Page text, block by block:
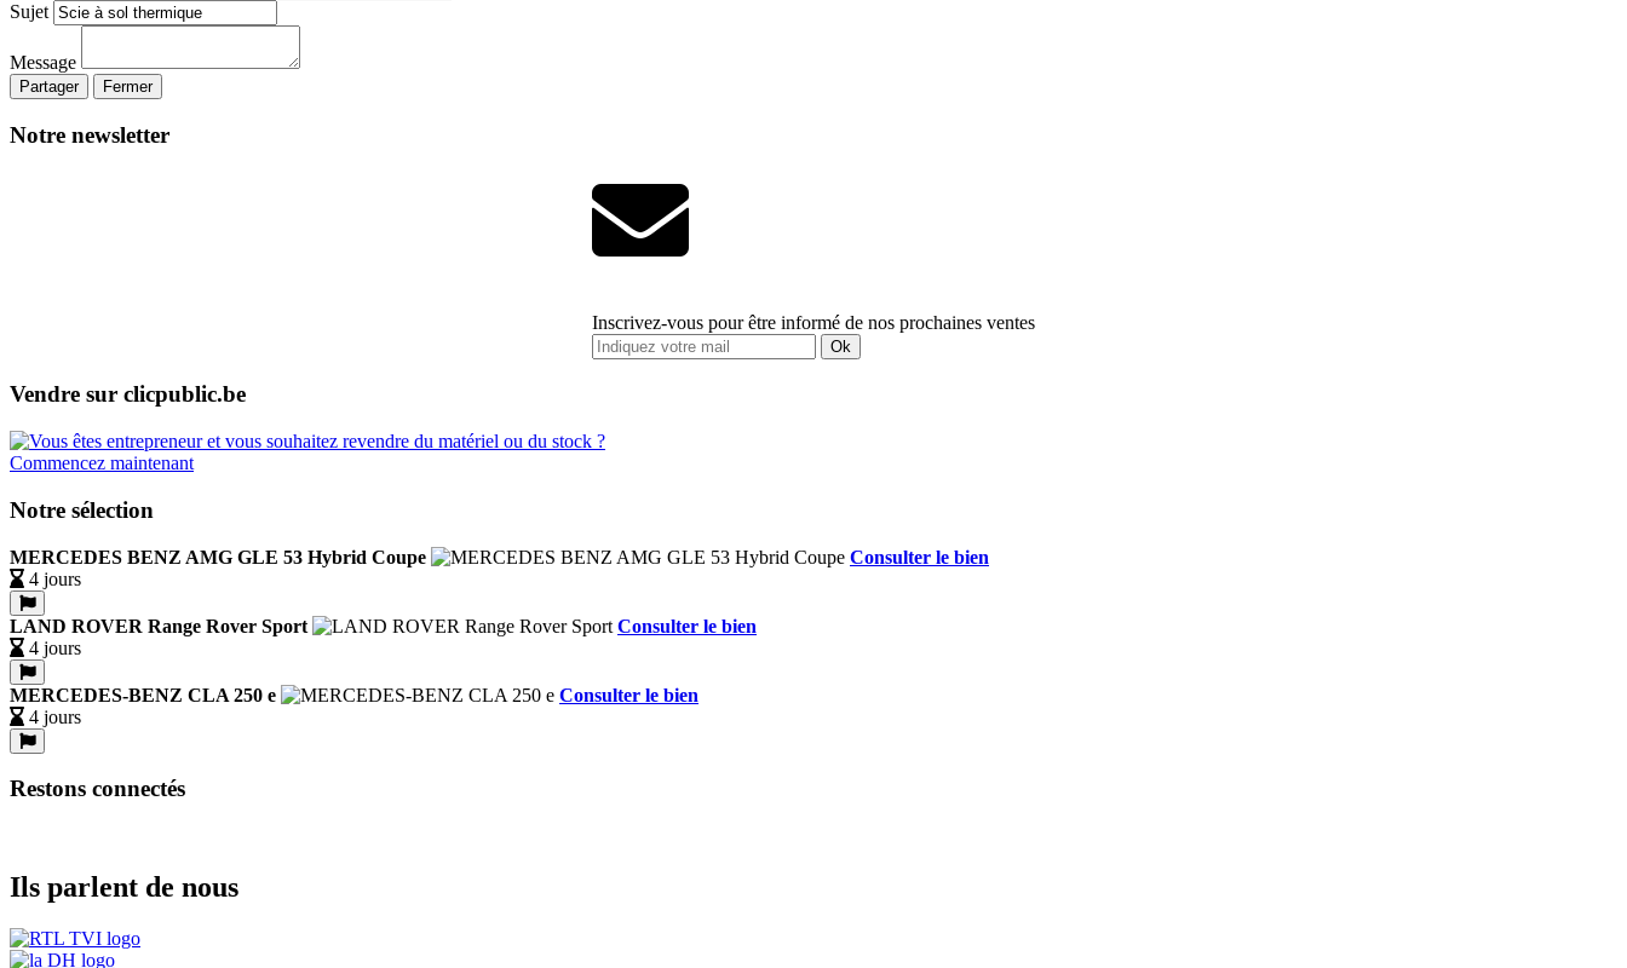
Sujet
Message
Partager Fermer
Notre newsletter
Inscrivez-vous pour être informé de nos prochaines ventes
Ok
Vendre sur clicpublic.be
Commencez maintenant
Notre sélection
MERCEDES BENZ AMG GLE 53 Hybrid Coupe
Consulter le bien
4 jours
LAND ROVER Range Rover Sport
Consulter le bien
4 jours
MERCEDES-BENZ CLA 250 e
Consulter le bien
4 jours
Restons connectés
Ils parlent de nous